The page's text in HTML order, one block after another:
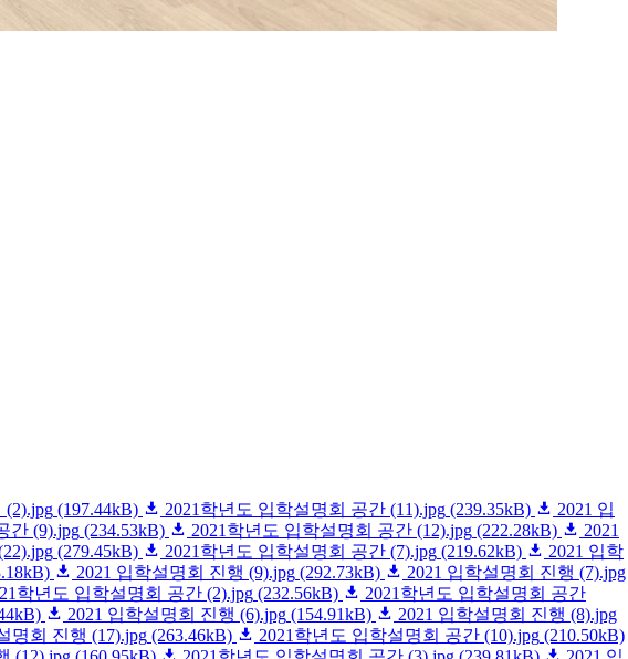
(2).jpg (197.44kB) 2021학년도 입학설명회 공간 (11).jpg (239.35kB)
2021 입
간 (9).jpg (234.53kB) 2021학년도 입학설명회 공간 (12).jpg (222.28kB)
2021
(279.45kB) 2021학년도 입학설명회 공간 (7).jpg (219.62kB)
2021 입학
2021 입학설명회 진행 (9).jpg (292.73kB)
2021 입학설명회 진행 (7).jpg
학년도 입학설명회 공간 (2).jpg (232.56kB)
2021학년도 입학설명회 공간
2021 입학설명회 진행 (6).jpg (154.91kB)
2021 입학설명회 진행 (8).jpg
명회 진행 (17).jpg (263.46kB) 2021학년도 입학설명회 공간 (10).jpg (210.50kB)